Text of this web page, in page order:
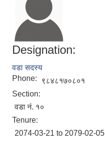
Designation:
वडा सदस्य
Phone:
९८४८१७०८०१
Section:
वडा नं. १०
Tenure:
2074-03-21 to 2079-02-05